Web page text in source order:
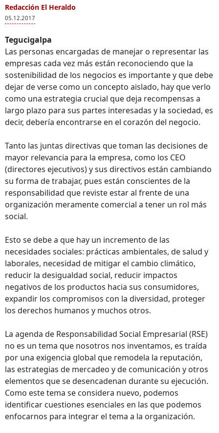
Redacción El Heraldo
05.12.2017
Tegucigalpa
Las personas encargadas de manejar o representar las
empresas cada vez más están reconociendo que la
sostenibilidad de los negocios es importante y que debe
dejar de verse como un concepto aislado, hay que verlo
como una estrategia crucial que deja recompensas a
largo plazo para sus partes interesadas y la sociedad, es
decir, debería encontrarse en el corazón del negocio.
Tanto las juntas directivas que toman las decisiones de
mayor relevancia para la empresa, como los CEO
(directores ejecutivos) y sus directivos están cambiando
su forma de trabajar, pues están conscientes de la
responsabilidad que reviste estar al frente de una
organización meramente comercial a tener un rol más
social.
Esto se debe a que hay un incremento de las
necesidades sociales: prácticas ambientales, de salud y
laborales, necesidad de mitigar el cambio climático,
reducir la desigualdad social, reducir impactos
negativos de los productos hacia sus consumidores,
expandir los compromisos con la diversidad, proteger
los derechos humanos y muchos otros.
La agenda de Responsabilidad Social Empresarial (RSE)
no es un tema que nosotros nos inventamos, es traída
por una exigencia global que remodela la reputación,
las estrategias de mercadeo y de comunicación y otros
elementos que se desencadenan durante su ejecución.
Como este tema se considera nuevo, podemos
identificar cuestiones esenciales en las que podemos
enfocarnos para integrar el tema a la organización.